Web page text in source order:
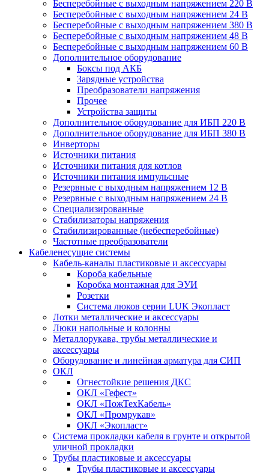
Бесперебойные с выходным напряжением 220 В
Бесперебойные с выходным напряжением 24 В
Бесперебойные с выходным напряжением 380 В
Бесперебойные с выходным напряжением 48 В
Бесперебойные с выходным напряжением 60 В
Дополнительное оборудование
Боксы под АКБ
Зарядные устройства
Преобразователи напряжения
Прочее
Устройства защиты
Дополнительное оборудование для ИБП 220 В
Дополнительное оборудование для ИБП 380 В
Инверторы
Источники питания
Источники питания для котлов
Источники питания импульсные
Резервные с выходным напряжением 12 В
Резервные с выходным напряжением 24 В
Специализированные
Стабилизаторы напряжения
Стабилизированные (небесперебойные)
Частотные преобразователи
Кабеленесущие системы
Кабель-каналы пластиковые и аксессуары
Короба кабельные
Коробка монтажная для ЭУИ
Розетки
Система люков серии LUK Экопласт
Лотки металлические и аксессуары
Люки напольные и колонны
Металлорукава, трубы металлические и
аксессуары
Оборудование и линейная арматура для СИП
ОКЛ
Огнестойкие решения ДКС
ОКЛ «Гефест»
ОКЛ «ПожТехКабель»
ОКЛ «Промрукав»
ОКЛ «Экопласт»
Система прокладки кабеля в грунте и открытой
уличной прокладки
Трубы пластиковые и аксессуары
Трубы пластиковые и аксессуары